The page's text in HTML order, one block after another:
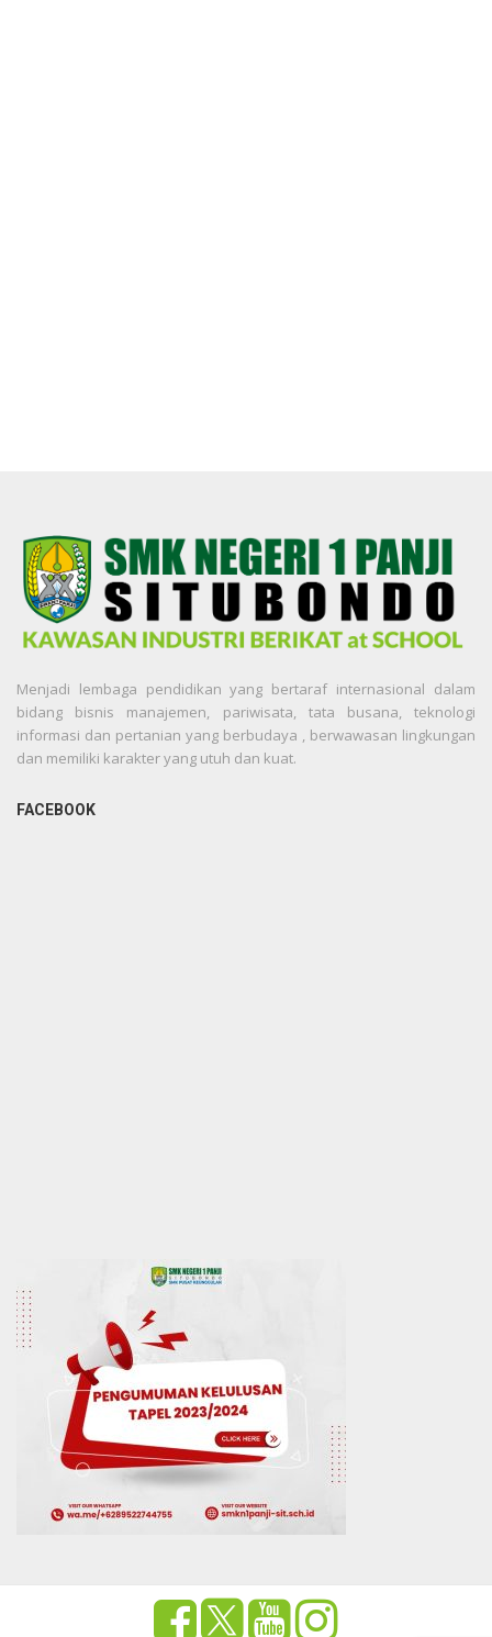
Menjadi lembaga pendidikan yang bertaraf internasional dalam
bidang bisnis manajemen, pariwisata, tata busana, teknologi
informasi dan pertanian yang berbudaya , berwawasan lingkungan
dan memiliki karakter yang utuh dan kuat.
FACEBOOK